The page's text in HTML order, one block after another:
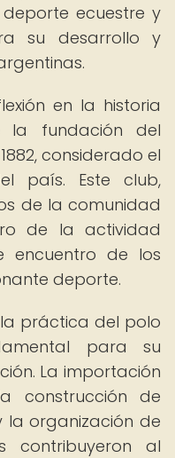
ecuestre y
su desarrollo y
en la historia
la fundación del
considerado el
país. Este club,
de la comunidad
de la actividad
encuentro de los
deporte.
práctica del polo
para su
La importación
construcción de
la organización de
contribuyeron al